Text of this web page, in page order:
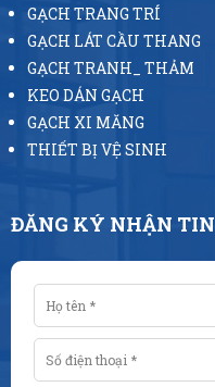
GẠCH TRANG TRÍ
GẠCH LÁT CẦU THANG
GẠCH TRANH_ THẢM
KEO DÁN GẠCH
GẠCH XI MĂNG
THIẾT BỊ VỆ SINH
ĐĂNG KÝ NHẬN TIN